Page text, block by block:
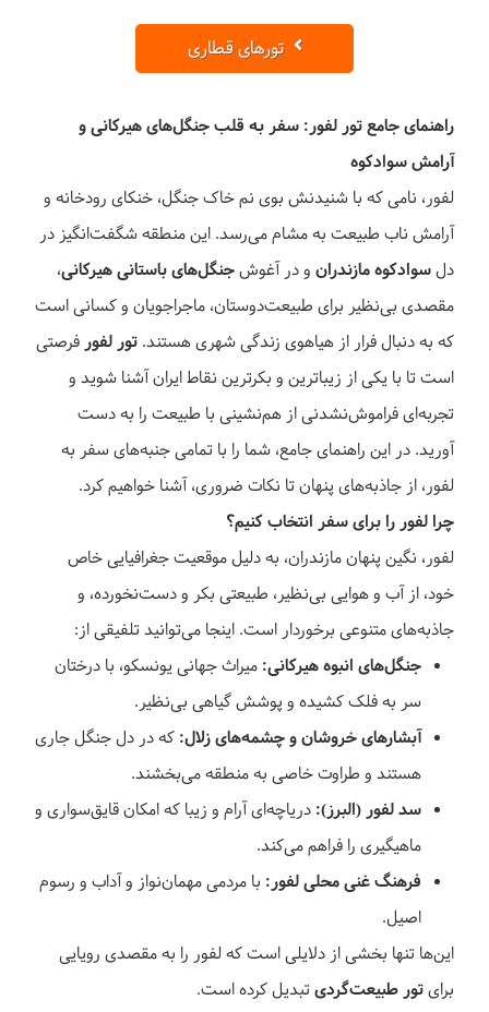
آبشار ترز, تور ورسک تا آبشار ترز,
تور لفور
3,900,000 تومان
جزئیات سفر
لفور, تور ورسک تا سد لفور, تور
قطار شمال
23 مرداد 1405
1 روزه 3,800,000 تومان موجود
جزئیات سفر
لفور تا دریا, تور سوارکاری لفور
29 مرداد 1405
2 روزه 8,300,000 تومان
تورهای قطاری
راهنمای جامع تور لفور: سفر به قلب جنگل‌های هیرکانی و
آرامش سوادکوه
لفور، نامی که با شنیدنش بوی نم خاک جنگل، خنکای رودخانه و
آرامش ناب طبیعت به مشام می‌رسد. این منطقه شگفت‌انگیز در
دلسوادکوه مازندران و در آغوشجنگل‌های باستانی هیرکانی،
مقصدی بی‌نظیر برای طبیعت‌دوستان، ماجراجویان و کسانی است
که به دنبال فرار از هیاهوی زندگی شهری هستند. تور لفورفرصتی
است تا با یکی از زیباترین و بکرترین نقاط ایران آشنا شوید و
تجربه‌ای فراموش‌نشدنی از هم‌نشینی با طبیعت را به دست
آورید. در این راهنمای جامع، شما را با تمامی جنبه‌های سفر به
لفور، از جاذبه‌های پنهان تا نکات ضروری، آشنا خواهیم کرد.
چرا لفور را برای سفر انتخاب کنیم؟
لفور، نگین پنهان مازندران، به دلیل موقعیت جغرافیایی خاص
خود، از آب و هوایی بی‌نظیر، طبیعتی بکر و دست‌نخورده، و
جاذبه‌های متنوعی برخوردار است. اینجا می‌توانید تلفیقی از:
جنگل‌های انبوه هیرکانی: میراث جهانی یونسکو، با درختان
سر به فلک کشیده و پوشش گیاهی بی‌نظیر.
آبشارهای خروشان و چشمه‌های زلال: که در دل جنگل جاری
هستند و طراوت خاصی به منطقه می‌بخشند.
سد لفور (البرز): دریاچه‌ای آرام و زیبا که امکان قایق‌سواری و
ماهیگیری را فراهم می‌کند.
فرهنگ غنی محلی لفور: با مردمی مهمان‌نواز و آداب و رسوم
اصیل.
این‌ها تنها بخشی از دلایلی است که لفور را به مقصدی رویایی
برایتور طبیعت‌گردی تبدیل کرده است.